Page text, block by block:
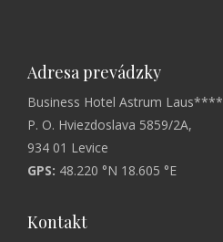
Adresa prevádzky
Business Hotel Astrum Laus****
P. O. Hviezdoslava 5859/2A,
934 01 Levice
GPS: 48.220 °N 18.605 °E
Kontakt